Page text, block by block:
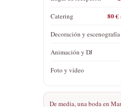
Catering 80 €
Decoración y escenografía
Animación y DJ
Foto y vídeo
De media, una boda en